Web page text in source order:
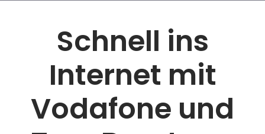
Schnell ins
Internet mit
Vodafone und